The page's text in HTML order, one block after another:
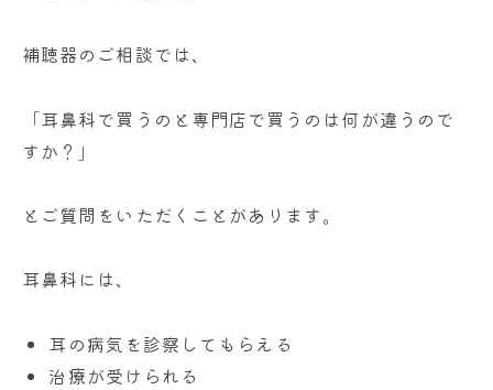
補聴器のご相談では、
「耳鼻科で買うのと専門店で買うのは何が違うので
すか？」
とご質問をいただくことがあります。
耳鼻科には、
耳の病気を診察してもらえる
治療が受けられる